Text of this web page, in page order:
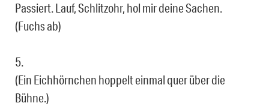
Passiert. Lauf, Schlitzohr, hol mir deine Sachen.
(Fuchs ab)
5.
(Ein Eichhörnchen hoppelt einmal quer über die
Bühne.)